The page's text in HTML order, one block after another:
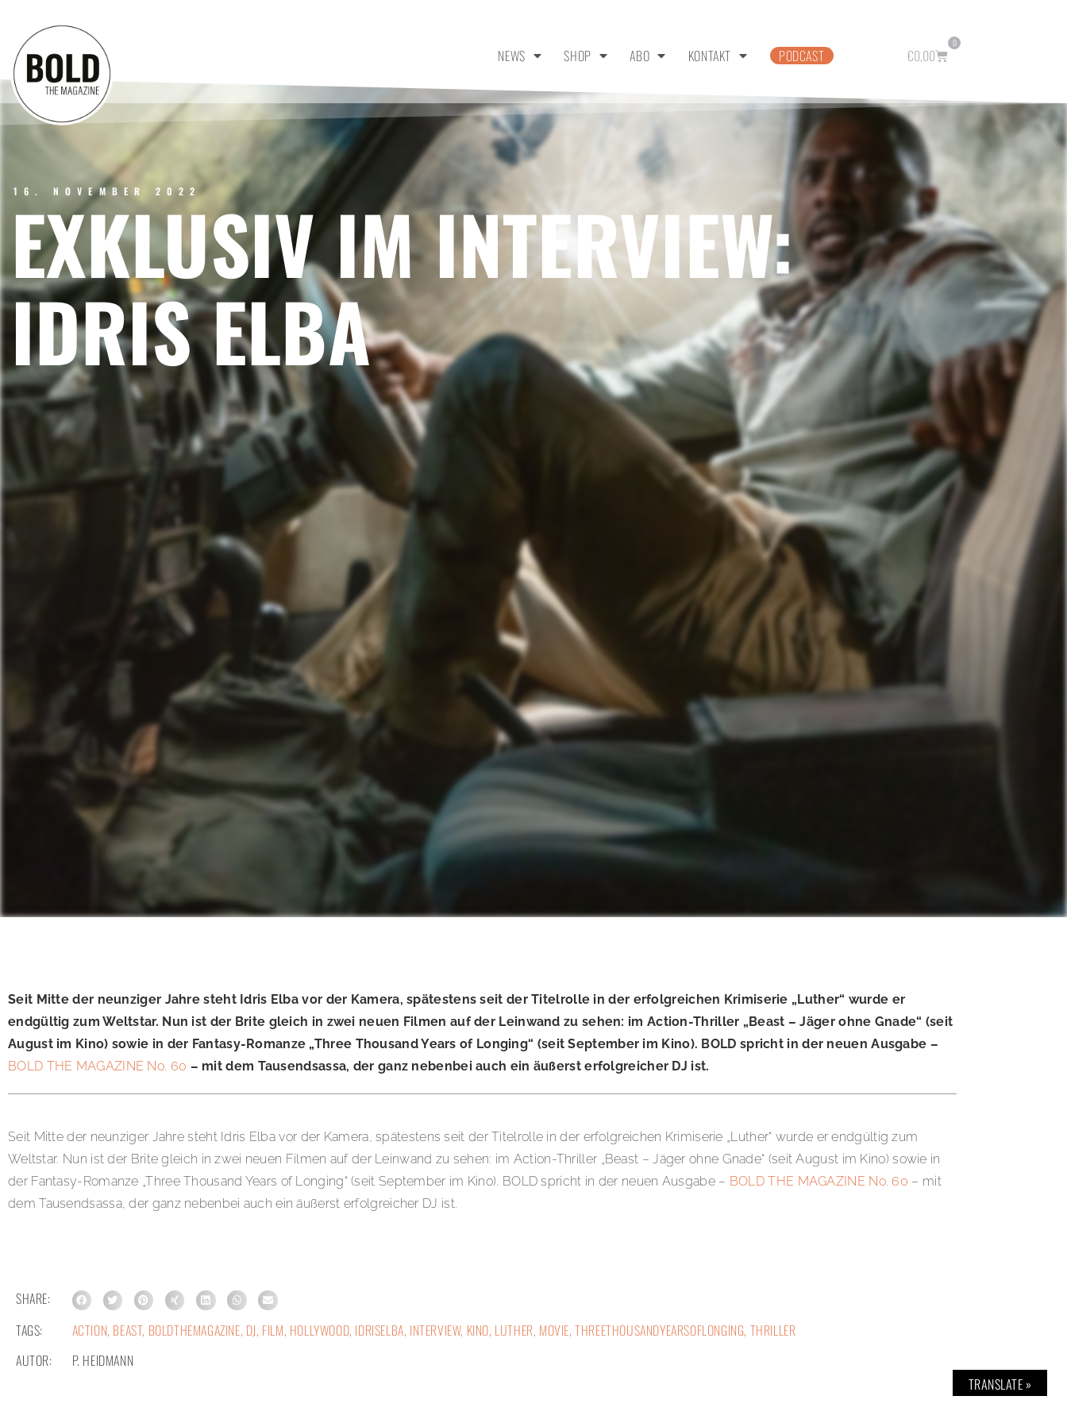
NEWS SHOP ABO KONTAKT PODCAST €0,00
0
16. NOVEMBER 2022
EXKLUSIV IM INTERVIEW:
IDRIS ELBA
Seit Mitte der neunziger Jahre steht Idris Elba vor der Kamera, spätestens seit der Titelrolle in der erfolgreichen Krimiserie „Luther“ wurde er
endgültig zum Weltstar. Nun ist der Brite gleich in zwei neuen Filmen auf der Leinwand zu sehen: im Action-Thriller „Beast – Jäger ohne Gnade“ (seit
August im Kino) sowie in der Fantasy-Romanze „Three Thousand Years of Longing“ (seit September im Kino). BOLD spricht in der neuen Ausgabe –
BOLD THE MAGAZINE No. 60 – mit dem Tausendsassa, der ganz nebenbei auch ein äußerst erfolgreicher DJ ist.
Seit Mitte der neunziger Jahre steht Idris Elba vor der Kamera, spätestens seit der Titelrolle in der erfolgreichen Krimiserie „Luther“ wurde er endgültig zum
Weltstar. Nun ist der Brite gleich in zwei neuen Filmen auf der Leinwand zu sehen: im Action-Thriller „Beast – Jäger ohne Gnade“ (seit August im Kino) sowie in
der Fantasy-Romanze „Three Thousand Years of Longing“ (seit September im Kino). BOLD spricht in der neuen Ausgabe – BOLD THE MAGAZINE No. 60 – mit
dem Tausendsassa, der ganz nebenbei auch ein äußerst erfolgreicher DJ ist.
SHARE:
TAGS:
ACTION, BEAST, BOLDTHEMAGAZINE, DJ, FILM, HOLLYWOOD, IDRISELBA, INTERVIEW, KINO, LUTHER, MOVIE,THREETHOUSANDYEARSOFLONGING, THRILLER
AUTOR:
P. HEIDMANN
TRANSLATE »